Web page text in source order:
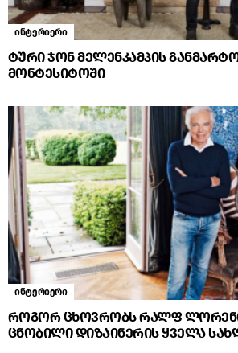
ინტერიერი
ტური ჯონ მელენკამპის
მონტესიტოში
ინტერიერი
როგორ ცხოვრობს რალფ
ცნობილი დიზაინერის ყველა